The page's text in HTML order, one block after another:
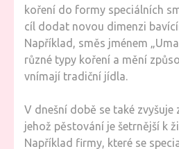
koření do formy speciálních
cíl dodat novou dimenzi
Například, směs jménem
různé typy koření a mění
vnímají tradiční jídla.
V dnešní době se také zvyšuje
jehož pěstování je šetrnější k
Například firmy, které se